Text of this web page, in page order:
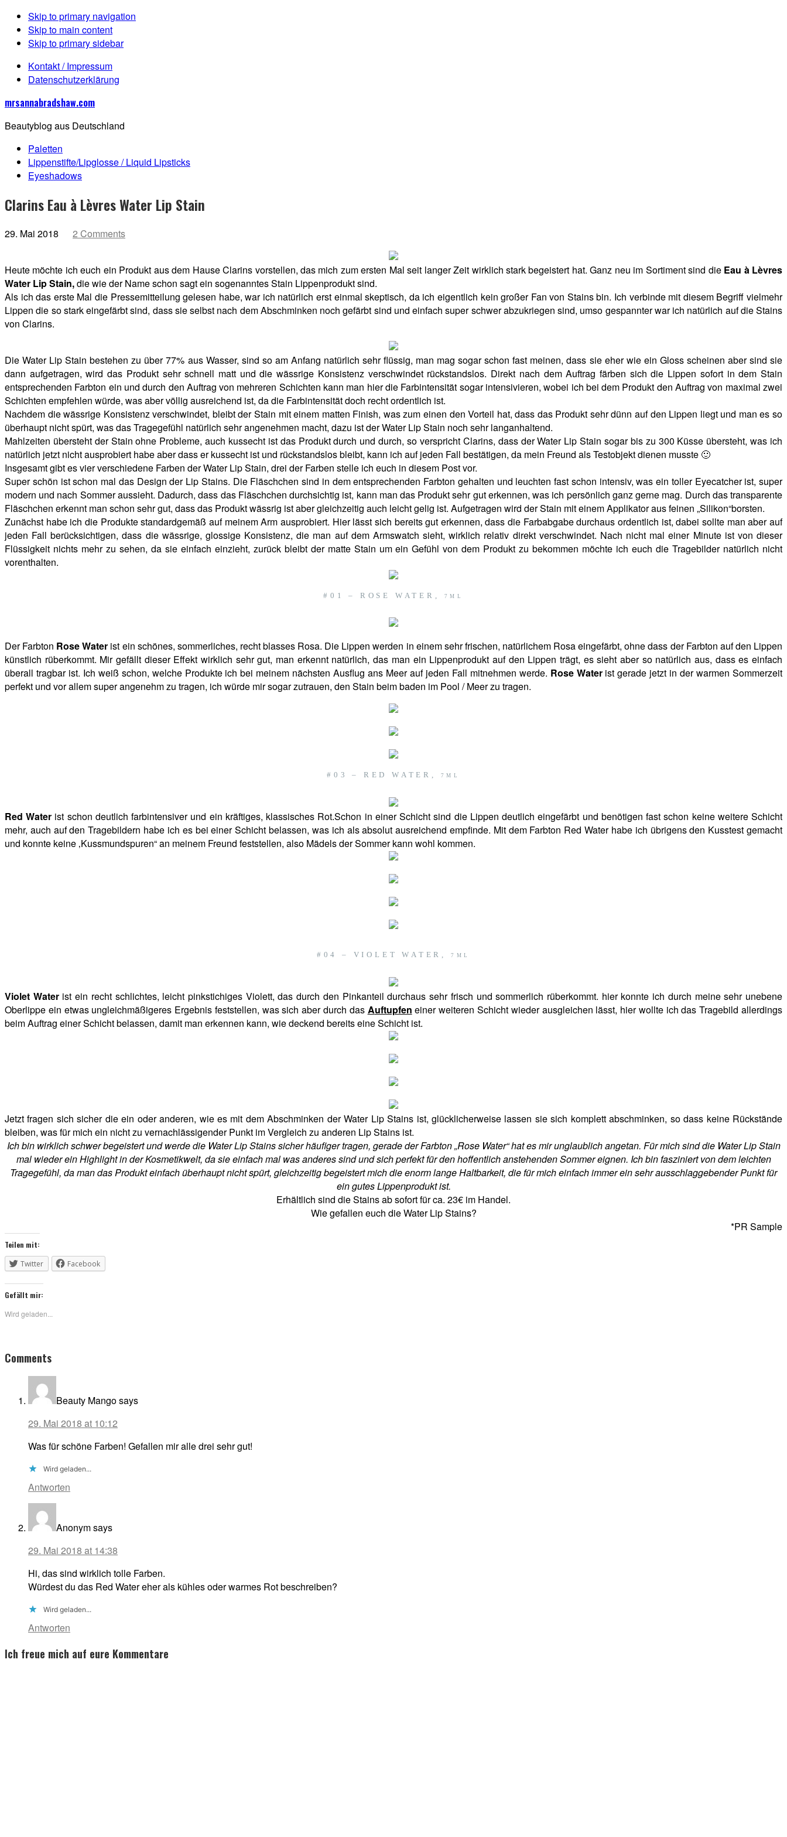
Skip to primary navigation
Skip to main content
Skip to primary sidebar
Kontakt / Impressum
Datenschutzerklärung
mrsannabradshaw.com
Beautyblog aus Deutschland
Paletten
Lippenstifte/Lipglosse / Liquid Lipsticks
Eyeshadows
Clarins Eau à Lèvres Water Lip Stain
29. Mai 2018 2 Comments
Heute möchte ich euch ein Produkt aus dem Hause Clarins vorstellen, das mich zum ersten Mal seit langer Zeit wirklich stark begeistert hat. Ganz neu im Sortiment sind die Eau à Lèvres
Water Lip Stain,die wie der Name schon sagt ein sogenanntes Stain Lippenprodukt sind.
Als ich das erste Mal die Pressemitteilung gelesen habe, war ich natürlich erst einmal skeptisch, da ich eigentlich kein großer Fan von Stains bin. Ich verbinde mit diesem Begriff vielmehr
Lippen die so stark eingefärbt sind, dass sie selbst nach dem Abschminken noch gefärbt sind und einfach super schwer abzukriegen sind, umso gespannter war ich natürlich auf die Stains
von Clarins.
Die Water Lip Stain bestehen zu über 77% aus Wasser, sind so am Anfang natürlich sehr flüssig, man mag sogar schon fast meinen, dass sie eher wie ein Gloss scheinen aber sind sie
dann aufgetragen, wird das Produkt sehr schnell matt und die wässrige Konsistenz verschwindet rückstandslos. Direkt nach dem Auftrag färben sich die Lippen sofort in dem Stain
entsprechenden Farbton ein und durch den Auftrag von mehreren Schichten kann man hier die Farbintensität sogar intensivieren, wobei ich bei dem Produkt den Auftrag von maximal zwei
Schichten empfehlen würde, was aber völlig ausreichend ist, da die Farbintensität doch recht ordentlich ist.
Nachdem die wässrige Konsistenz verschwindet, bleibt der Stain mit einem matten Finish, was zum einen den Vorteil hat, dass das Produkt sehr dünn auf den Lippen liegt und man es so
überhaupt nicht spürt, was das Tragegefühl natürlich sehr angenehmen macht, dazu ist der Water Lip Stain noch sehr langanhaltend.
Mahlzeiten übersteht der Stain ohne Probleme, auch kussecht ist das Produkt durch und durch, so verspricht Clarins, dass der Water Lip Stain sogar bis zu 300 Küsse übersteht, was ich
natürlich jetzt nicht ausprobiert habe aber dass er kussecht ist und rückstandslos bleibt, kann ich auf jeden Fall bestätigen, da mein Freund als Testobjekt dienen musste 🙂
Insgesamt gibt es vier verschiedene Farben der Water Lip Stain, drei der Farben stelle ich euch in diesem Post vor.
Super schön ist schon mal das Design der Lip Stains. Die Fläschchen sind in dem entsprechenden Farbton gehalten und leuchten fast schon intensiv, was ein toller Eyecatcher ist, super
modern und nach Sommer aussieht. Dadurch, dass das Fläschchen durchsichtig ist, kann man das Produkt sehr gut erkennen, was ich persönlich ganz gerne mag. Durch das transparente
Fläschchen erkennt man schon sehr gut, dass das Produkt wässrig ist aber gleichzeitig auch leicht gelig ist. Aufgetragen wird der Stain mit einem Applikator aus feinen „Silikon“borsten.
Zunächst habe ich die Produkte standardgemäß auf meinem Arm ausprobiert. Hier lässt sich bereits gut erkennen, dass die Farbabgabe durchaus ordentlich ist, dabei sollte man aber auf
jeden Fall berücksichtigen, dass die wässrige, glossige Konsistenz, die man auf dem Armswatch sieht, wirklich relativ direkt verschwindet. Nach nicht mal einer Minute ist von dieser
Flüssigkeit nichts mehr zu sehen, da sie einfach einzieht, zurück bleibt der matte Stain um ein Gefühl von dem Produkt zu bekommen möchte ich euch die Tragebilder natürlich nicht
vorenthalten.
#01 – ROSE WATER, 7ML
Der Farbton Rose Water ist ein schönes, sommerliches, recht blasses Rosa. Die Lippen werden in einem sehr frischen, natürlichem Rosa eingefärbt, ohne dass der Farbton auf den Lippen
künstlich rüberkommt. Mir gefällt dieser Effekt wirklich sehr gut, man erkennt natürlich, das man ein Lippenprodukt auf den Lippen trägt, es sieht aber so natürlich aus, dass es einfach
überall tragbar ist. Ich weiß schon, welche Produkte ich bei meinem nächsten Ausflug ans Meer auf jeden Fall mitnehmen werde. Rose Water ist gerade jetzt in der warmen Sommerzeit
perfekt und vor allem super angenehm zu tragen, ich würde mir sogar zutrauen, den Stain beim baden im Pool / Meer zu tragen.
#03 – RED WATER, 7ML
Red Water ist schon deutlich farbintensiver und ein kräftiges, klassisches Rot.Schon in einer Schicht sind die Lippen deutlich eingefärbt und benötigen fast schon keine weitere Schicht
mehr, auch auf den Tragebildern habe ich es bei einer Schicht belassen, was ich als absolut ausreichend empfinde. Mit dem Farbton Red Water habe ich übrigens den Kusstest gemacht
und konnte keine ‚Kussmundspuren“ an meinem Freund feststellen, also Mädels der Sommer kann wohl kommen.
#04 – VIOLET WATER, 7ML
Violet Waterist ein recht schlichtes, leicht pinkstichiges Violett, das durch den Pinkanteil durchaus sehr frisch und sommerlich rüberkommt. hier konnte ich durch meine sehr unebene
Oberlippe ein etwas ungleichmäßigeres Ergebnis feststellen, was sich aber durch das Auftupfen einer weiteren Schicht wieder ausgleichen lässt, hier wollte ich das Tragebild allerdings
beim Auftrag einer Schicht belassen, damit man erkennen kann, wie deckend bereits eine Schicht ist.
Jetzt fragen sich sicher die ein oder anderen, wie es mit dem Abschminken der Water Lip Stains ist, glücklicherweise lassen sie sich komplett abschminken, so dass keine Rückstände
bleiben, was für mich ein nicht zu vernachlässigender Punkt im Vergleich zu anderen Lip Stains ist.
Ich bin wirklich schwer begeistert und werde die Water Lip Stains sicher häufiger tragen, gerade der Farbton „Rose Water“ hat es mir unglaublich angetan. Für mich sind die Water Lip Stain
mal wieder ein Highlight in der Kosmetikwelt, da sie einfach mal was anderes sind und sich perfekt für den hoffentlich anstehenden Sommer eignen. Ich bin fasziniert von dem leichten
Tragegefühl, da man das Produkt einfach überhaupt nicht spürt, gleichzeitig begeistert mich die enorm lange Haltbarkeit, die für mich einfach immer ein sehr ausschlaggebender Punkt für
ein gutes Lippenprodukt ist.
Erhältlich sind die Stains ab sofort für ca. 23€ im Handel.
Wie gefallen euch die Water Lip Stains?
*PR Sample
Teilen mit:
Twitter
Facebook
Gefällt mir:
Wird geladen...
Reader
Interactions
Comments
Beauty Mangosays
29. Mai 2018 at 10:12
Was für schöne Farben! Gefallen mir alle drei sehr gut!
Wird geladen...
Antworten
Anonymsays
29. Mai 2018 at 14:38
Hi, das sind wirklich tolle Farben.
Würdest du das Red Water eher als kühles oder warmes Rot beschreiben?
Wird geladen...
Antworten
Ich freue mich auf eure Kommentare